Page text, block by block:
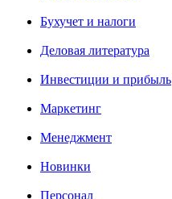
Бухучет и налоги
Деловая литература
Инвестиции и прибыль
Маркетинг
Менеджмент
Новинки
Персонал